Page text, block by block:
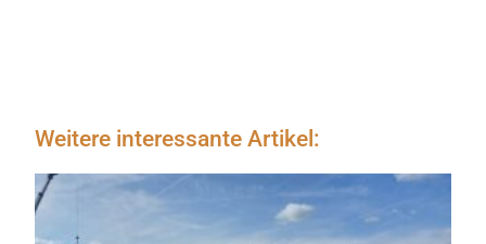
Weitere interessante Artikel: